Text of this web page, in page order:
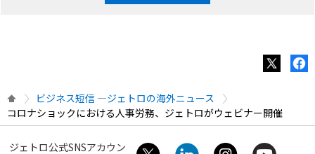
ビジネス短信 ―ジェトロの海外ニュース
コロナショックにおける人事労務、ジェトロがウェビナー開催
ジェトロ公式SNSアカウン